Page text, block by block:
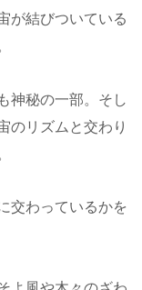
が結びついている
神秘の一部。そし
のリズムと交わり
交わっているかを